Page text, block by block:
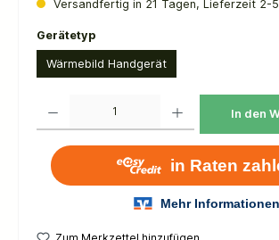
Versandfertig in 21 Tagen, Lieferzeit 2-
Gerätetypauswählen
Wärmebild Handgerät
In den